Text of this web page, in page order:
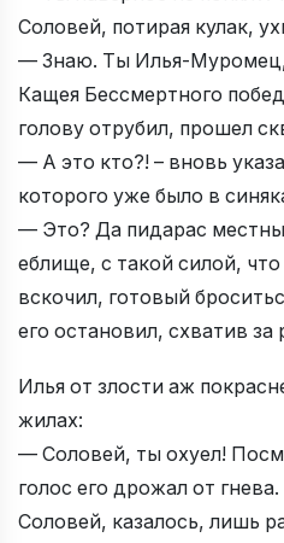
Соловей, потирая кулак,
— Знаю. Ты Илья-Муромец,
Кащея Бессмертного
голову отрубил, прошел
— А это кто?! – вновь
которого уже было в
— Это? Да пидарас
еблище, с такой силой,
вскочил, готовый
его остановил, схватив за
Илья от злости аж
жилах:
— Соловей, ты охуел!
голос его дрожал от гнева.
Соловей, казалось, лишь